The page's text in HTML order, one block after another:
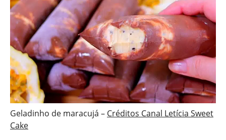
Geladinho de maracujá – Créditos Canal Letícia Sweet
Cake